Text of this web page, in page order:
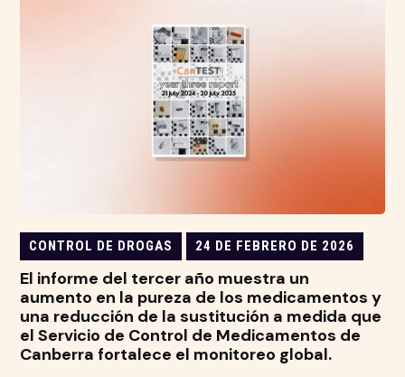
CONTROL DE DROGAS 24 DE FEBRERO DE 2026
El informe del tercer año muestra un
aumento en la pureza de los medicamentos y
una reducción de la sustitución a medida que
el Servicio de Control de Medicamentos de
Canberra fortalece el monitoreo global.